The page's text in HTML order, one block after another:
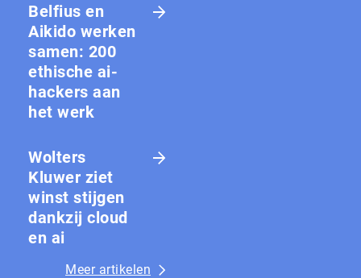
Belfius en
Aikido werken
samen: 200
ethische ai-
hackers aan
het werk
Wolters
Kluwer ziet
winst stijgen
dankzij cloud
en ai
Meer artikelen